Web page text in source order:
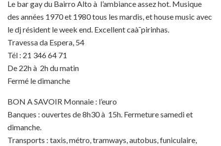
Le bar gay du Bairro Alto à l’ambiance assez hot. Musique
des années 1970 et 1980 tous les mardis, et house music avec
le dj résident le week end. Excellent caà¯pirinhas.
Travessa da Espera, 54
Tél : 21 346 64 71
De 22h à 2h du matin
Fermé le dimanche
BON A SAVOIR Monnaie : l’euro
Banques : ouvertes de 8h30 à 15h. Fermeture samedi et
dimanche.
Transports : taxis, métro, tramways, autobus, funiculaire,